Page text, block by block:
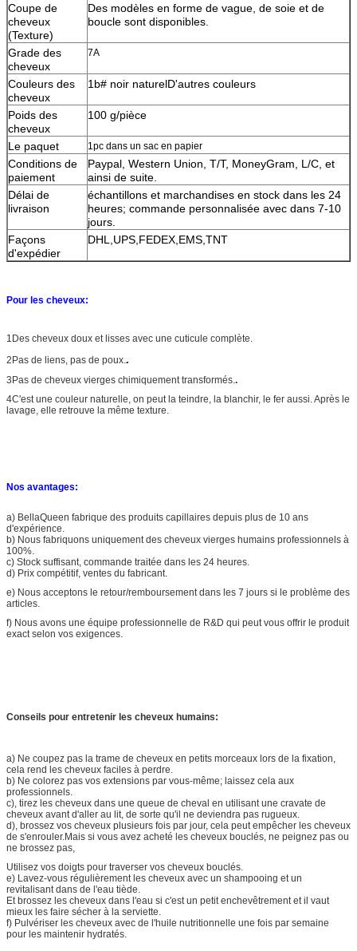
Coupe de
cheveux
(Texture)
Des modèles en forme de vague, de soie et de
boucle sont disponibles.
Grade des
cheveux
7A
Couleurs des
cheveux
1b# noir naturelD'autres couleurs
Poids des
cheveux
100 g/pièce
Le paquet 1pc dans un sac en papier
Conditions de
paiement
Paypal, Western Union, T/T, MoneyGram, L/C, et
ainsi de suite.
Délai de
livraison
échantillons et marchandises en stock dans les 24
heures; commande personnalisée avec dans 7-10
jours.
Façons
d'expédier
DHL,UPS,FEDEX,EMS,TNT
Pour les cheveux:
1Des cheveux doux et lisses avec une cuticule complète.
2Pas de liens, pas de poux..
3Pas de cheveux vierges chimiquement transformés..
4C'est une couleur naturelle, on peut la teindre, la blanchir, le fer aussi. Après le
lavage, elle retrouve la même texture.
Nos avantages:
a) BellaQueen fabrique des produits capillaires depuis plus de 10 ans
d'expérience.
b) Nous fabriquons uniquement des cheveux vierges humains professionnels à
100%.
c) Stock suffisant, commande traitée dans les 24 heures.
d) Prix compétitif, ventes du fabricant.
e) Nous acceptons le retour/remboursement dans les 7 jours si le problème des
articles.
f) Nous avons une équipe professionnelle de R&D qui peut vous offrir le produit
exact selon vos exigences.
Conseils pour entretenir les cheveux humains:
a) Ne coupez pas la trame de cheveux en petits morceaux lors de la fixation,
cela rend les cheveux faciles à perdre.
b) Ne colorez pas vos extensions par vous-même; laissez cela aux
professionnels.
c), tirez les cheveux dans une queue de cheval en utilisant une cravate de
cheveux avant d'aller au lit, de sorte qu'il ne deviendra pas rugueux.
d), brossez vos cheveux plusieurs fois par jour, cela peut empêcher les cheveux
de s'enrouler.Mais si vous avez acheté les cheveux bouclés, ne peignez pas ou
ne brossez pas,
Utilisez vos doigts pour traverser vos cheveux bouclés.
e) Lavez-vous régulièrement les cheveux avec un shampooing et un
revitalisant dans de l'eau tiède.
Et brossez les cheveux dans l'eau si c'est un petit enchevêtrement et il vaut
mieux les faire sécher à la serviette.
f) Pulvériser les cheveux avec de l'huile nutritionnelle une fois par semaine
pour les maintenir hydratés.